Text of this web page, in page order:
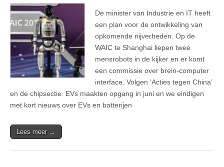
De minister van Industrie en IT heeft
een plan voor de ontwikkeling van
opkomende nijverheden. Op de
WAIC te Shanghai liepen twee
mensrobots in de kijker en er komt
een commissie over brein-computer
interface. Volgen ‘Acties tegen China’
en de chipsectie. EVs maakten opgang in juni en we eindigen
met kort nieuws over EVs en batterijen
Lees meer →